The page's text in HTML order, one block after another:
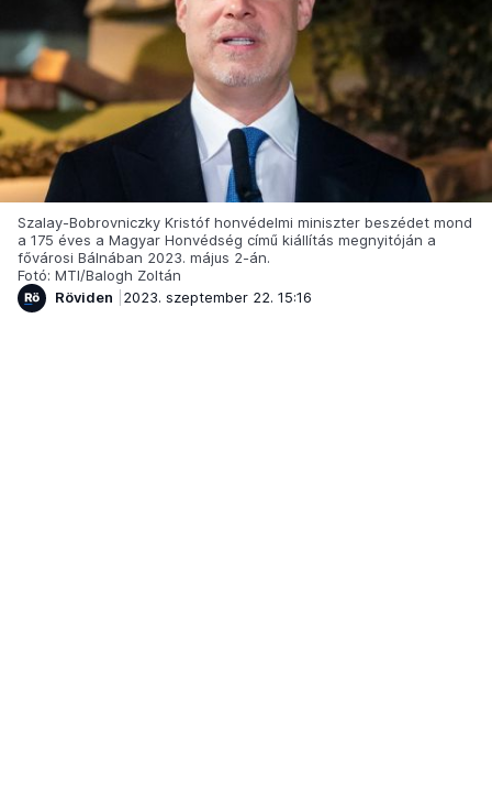
Szalay-Bobrovniczky Kristóf honvédelmi miniszter beszédet mond
a 175 éves a Magyar Honvédség című kiállítás megnyitóján a
fővárosi Bálnában 2023. május 2-án.
Fotó: MTI/Balogh Zoltán
Röviden
2023. szeptember 22. 15:16